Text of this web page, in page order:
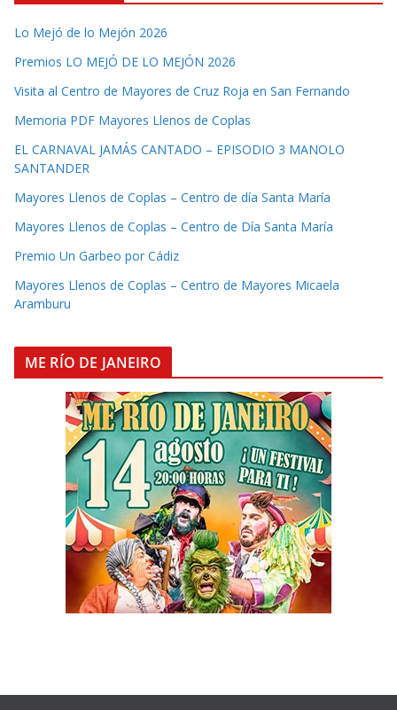
Lo Mejó de lo Mejón 2026
Premios LO MEJÓ DE LO MEJÓN 2026
Visita al Centro de Mayores de Cruz Roja en San Fernando
Memoria PDF Mayores Llenos de Coplas
EL CARNAVAL JAMÁS CANTADO – EPISODIO 3 MANOLO
SANTANDER
Mayores Llenos de Coplas – Centro de día Santa María
Mayores Llenos de Coplas – Centro de Día Santa María
Premio Un Garbeo por Cádiz
Mayores Llenos de Coplas – Centro de Mayores Micaela
Aramburu
ME RÍO DE JANEIRO